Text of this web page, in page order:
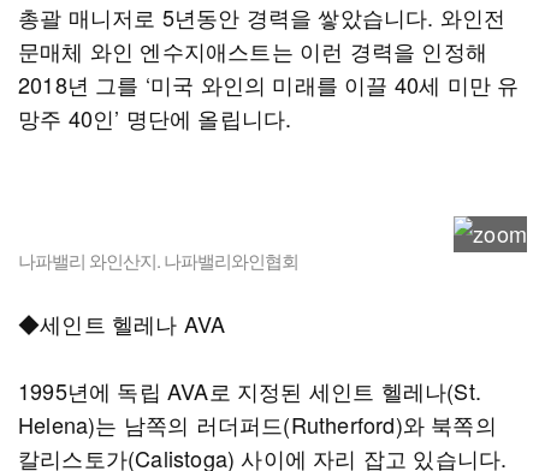
총괄 매니저로 5년동안 경력을 쌓았습니다. 와인전
문매체 와인 엔수지애스트는 이런 경력을 인정해
2018년 그를 ‘미국 와인의 미래를 이끌 40세 미만 유
망주 40인’ 명단에 올립니다.
나파밸리 와인산지. 나파밸리와인협회
◆세인트 헬레나 AVA
1995년에 독립 AVA로 지정된 세인트 헬레나(St.
Helena)는 남쪽의 러더퍼드(Rutherford)와 북쪽의
칼리스토가(Calistoga) 사이에 자리 잡고 있습니다.